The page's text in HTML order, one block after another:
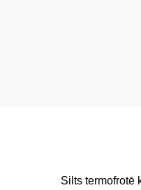
Silts termofrotē